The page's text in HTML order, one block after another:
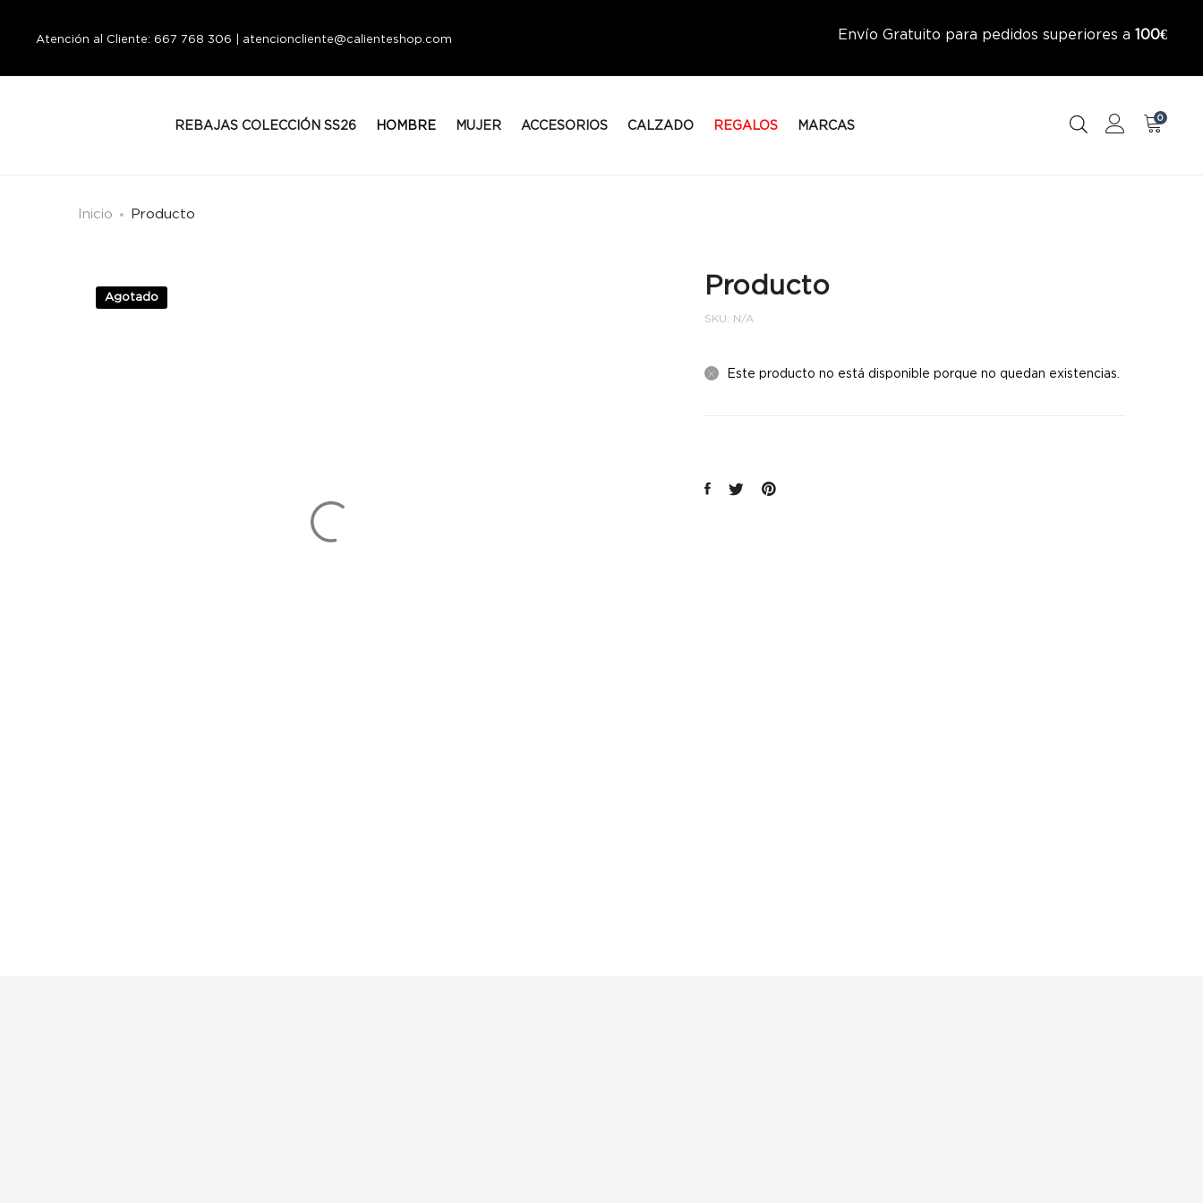
Atención al Cliente: 667 768 306 | atencioncliente@calienteshop.com Envío Gratuito para pedidos superiores a 100€
REBAJAS COLECCIÓN SS26 HOMBRE MUJER ACCESORIOS CALZADO REGALOS MARCAS
0
Inicio Producto
Agotado Producto
SKU: N/A
Este producto no está disponible porque no quedan existencias.